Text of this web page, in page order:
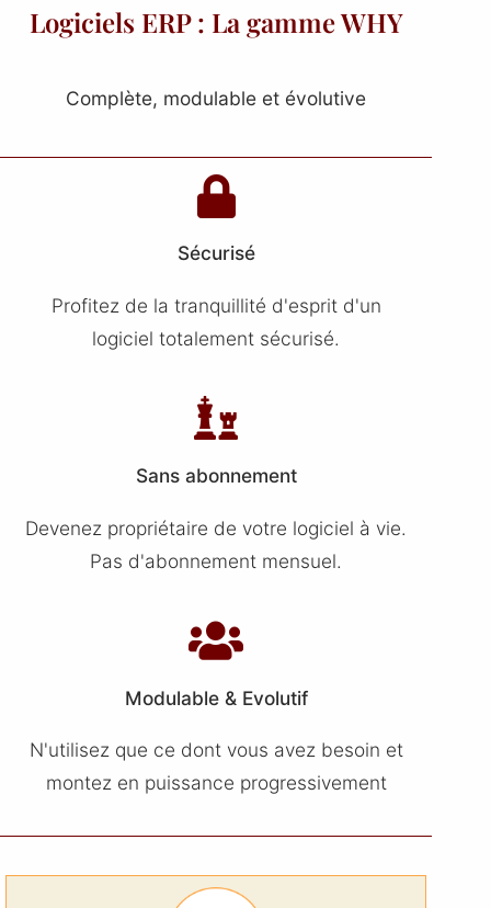
Logiciels ERP : La gamme WHY
Complète, modulable et évolutive
Sécurisé
Profitez de la tranquillité d'esprit d'un
logiciel totalement sécurisé.
Sans abonnement
Devenez propriétaire de votre logiciel à vie.
Pas d'abonnement mensuel.
Modulable & Evolutif
N'utilisez que ce dont vous avez besoin et
montez en puissance progressivement